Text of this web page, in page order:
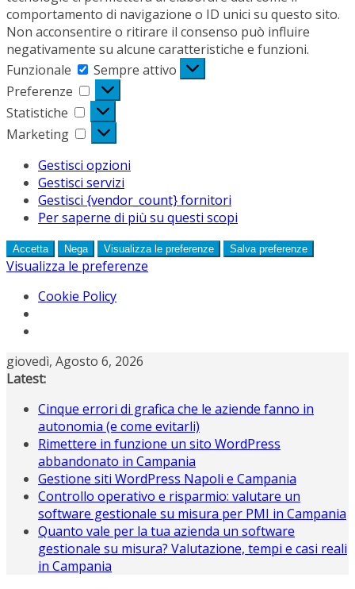
comportamento di navigazione o ID unici su questo sito.
Non acconsentire o ritirare il consenso può influire
negativamente su alcune caratteristiche e funzioni.
Funzionale
Funzionale
Sempre attivo
Preferenze
Preferenze
Statistiche
Statistiche
Marketing
Marketing
Gestisci opzioni
Gestisci servizi
Gestisci {vendor_count} fornitori
Per saperne di più su questi scopi
Accetta Nega Visualizza le preferenze Salva preferenze
Visualizza le preferenze
Cookie Policy
Salta
al
giovedì, Agosto 6, 2026
Latest:
Cinque errori di grafica che le aziende fanno in
autonomia (e come evitarli)
Rimettere in funzione un sito WordPress
abbandonato in Campania
Gestione siti WordPress Napoli e Campania
Controllo operativo e risparmio: valutare un
software gestionale su misura per PMI in Campania
Quanto vale per la tua azienda un software
gestionale su misura? Valutazione, tempi e casi reali
in Campania